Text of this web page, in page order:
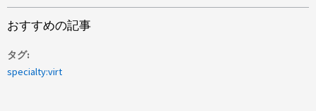
おすすめの記事
タグ
specialty:virt